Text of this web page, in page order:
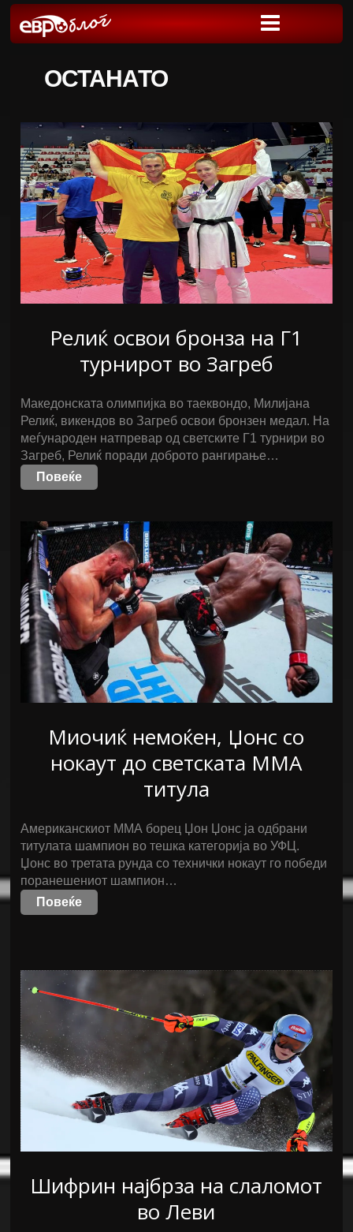
ОСТАНАТО
Релиќ освои бронза на Г1
турнирот во Загреб
Македонската олимпијка во таеквондо, Милијана
Релиќ, викендов во Загреб освои бронзен медал. На
меѓународен натпревар од светските Г1 турнири во
Загреб, Релиќ поради доброто рангирање…
Повеќе
Миочиќ немоќен, Џонс со
нокаут до светската ММА
титула
Американскиот ММА борец Џон Џонс ја одбрани
титулата шампион во тешка категорија во УФЦ.
Џонс во третата рунда со технички нокаут го победи
поранешениот шампион…
Повеќе
Шифрин најбрза на слаломот
во Леви